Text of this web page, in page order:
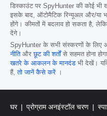
डिस्काउंट पर SpyHunter की कोई भी
इसके बाद, ऑटोमैटिक रिन्यूअल और/या
होंगे। कीमतों में बदलाव हो सकता है,
देंगे।
SpyHunter के सभी संस्करणों के लिए
नीतिऔरछूट की शर्तोंसे सहमत होना
खतरे के आकलन के मानदंड भी देखें।
हैं,तो जानें कैसे करें ।
घर प्रोग्राम अनइंस्टॉल चरण